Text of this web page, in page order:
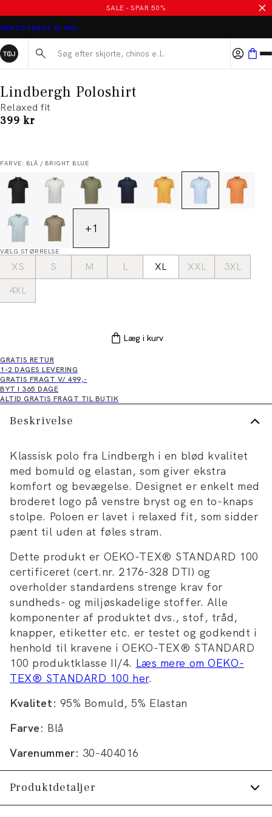
SALE - SPAR 50%
GRATIS FRAGT V/ 499,-
Søg her...
Lindbergh Poloshirt
Relaxed fit
I alt (inkl. rabat)
399 kr
FARVE: BLÅ / BRIGHT BLUE
+1
VÆLG STØRRELSE
XS S M L XL XXL
3XL
4XL
Læg i kurv
GRATIS RETUR
1-2 DAGES LEVERING
GRATIS FRAGT V/ 499,-
BYT I 365 DAGE
ALTID GRATIS FRAGT TIL BUTIK
Beskrivelse
Klassisk polo fra Lindbergh i en blød kvalitet
med bomuld og elastan, som giver ekstra
komfort og bevægelse. Designet er enkelt med
broderet logo på venstre bryst og en to-knaps
stolpe. Poloen er lavet i relaxed fit, som sidder
pænt til uden at føles stram.
Dette produkt er OEKO-TEX® STANDARD 100
certificeret (cert.nr. 2176-328 DTI) og
overholder standardens strenge krav for
sundheds- og miljøskadelige stoffer. Alle
komponenter af produktet dvs., stof, tråd,
knapper, etiketter etc. er testet og godkendt i
henhold til kravene i OEKO-TEX® STANDARD
100 produktklasse II/4. Læs mere om OEKO-
TEX® STANDARD 100 her.
Kvalitet: 95% Bomuld, 5% Elastan
Farve: Blå
Varenummer: 30-404016
Produktdetaljer